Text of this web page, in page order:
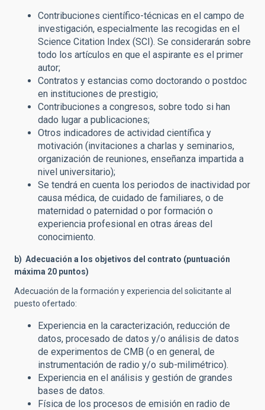
Contribuciones científico-técnicas en el campo de
investigación, especialmente las recogidas en el
Science Citation Index (SCI). Se considerarán sobre
todo los artículos en que el aspirante es el primer
autor;
Contratos y estancias como doctorando o postdoc
en instituciones de prestigio;
Contribuciones a congresos, sobre todo si han
dado lugar a publicaciones;
Otros indicadores de actividad científica y
motivación (invitaciones a charlas y seminarios,
organización de reuniones, enseñanza impartida a
nivel universitario);
Se tendrá en cuenta los periodos de inactividad por
causa médica, de cuidado de familiares, o de
maternidad o paternidad o por formación o
experiencia profesional en otras áreas del
conocimiento.
b) Adecuación a los objetivos del contrato (puntuación
máxima 20 puntos)
Adecuación de la formación y experiencia del solicitante al
puesto ofertado:
Experiencia en la caracterización, reducción de
datos, procesado de datos y/o análisis de datos
de experimentos de CMB (o en general, de
instrumentación de radio y/o sub-milimétrico).
Experiencia en el análisis y gestión de grandes
bases de datos.
Física de los procesos de emisión en radio de